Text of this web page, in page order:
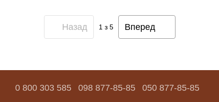
Назад 1з 5 Вперед
0 800 303 585 098 877-85-85 050 877-85-85